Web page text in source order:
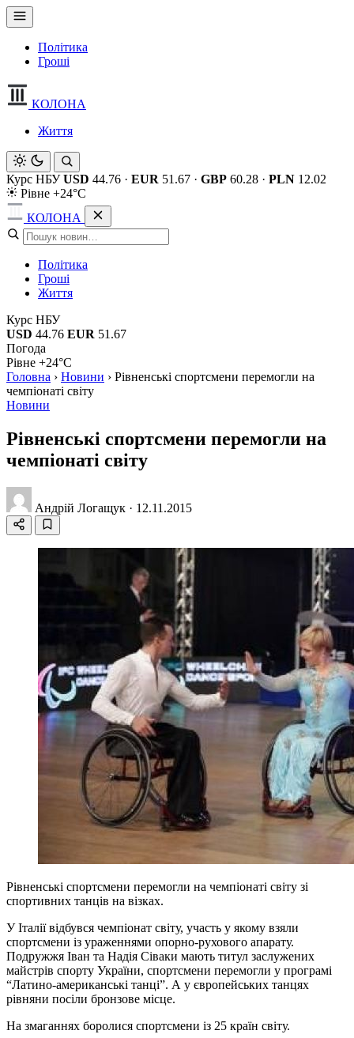
Політика
Гроші
КОЛОНА
Життя
Курс НБУ USD 44.76 · EUR 51.67 · GBP 60.28 · PLN 12.02
Рівне +24°C
КОЛОНА
Політика
Гроші
Життя
Курс НБУ
USD 44.76 EUR 51.67
Погода
Рівне +24°C
Головна › Новини › Рівненські спортсмени перемогли на
чемпіонаті світу
Новини
Рівненські спортсмени перемогли на
чемпіонаті світу
Андрій Логащук · 12.11.2015
Рівненські спортсмени перемогли на чемпіонаті світу зі
спортивних танців на візках.
У Італії відбувся чемпіонат світу, участь у якому взяли
спортсмени із ураженнями опорно-рухового апарату.
Подружжя Іван та Надія Сіваки мають титул заслужених
майстрів спорту України, спортсмени перемогли у програмі
“Латино-американські танці”. А у європейських танцях
рівняни посіли бронзове місце.
На змаганнях боролися спортсмени із 25 країн світу.